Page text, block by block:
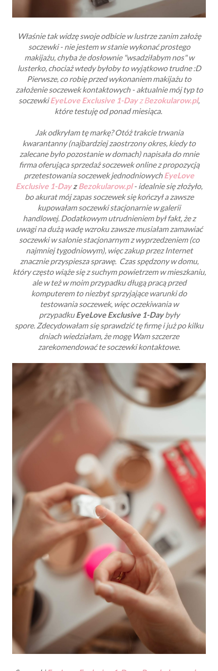
Właśnie tak widzę swoje odbicie w lustrze zanim założę
soczewki - nie jestem w stanie wykonać prostego
makijażu, chyba że dosłownie "wsadziłabym nos" w
lusterko, chociaż wtedy byłoby to wyjątkowo trudne :D
Pierwsze, co robię przed wykonaniem makijażu to
założenie soczewek kontaktowych - aktualnie mój typ to
soczewkiEyeLove Exclusive 1-Dayz Bezokularow.pl,
które testuję od ponad miesiąca.
Jak odkryłam tę markę? Otóż trakcie trwania
kwarantanny (najbardziej zaostrzony okres, kiedy to
zalecane było pozostanie w domach) napisała do mnie
firma oferująca sprzedaż soczewek online z propozycją
przetestowania soczewek jednodniowychEyeLove
Exclusive 1-DayzBezokularow.pl - idealnie się złożyło,
bo akurat mój zapas soczewek się kończył a zawsze
kupowałam soczewki stacjonarnie w galerii
handlowej. Dodatkowym utrudnieniem był fakt, że z
uwagi na dużą wadę wzroku zawsze musiałam zamawiać
soczewki w salonie stacjonarnym z wyprzedzeniem (co
najmniej tygodniowym), więc zakup przez Internet
znacznie przyspiesza sprawę. Czas spędzony w domu,
który często wiąże się z suchym powietrzem w mieszkaniu,
ale w też w moim przypadku długą pracą przed
komputerem to niezbyt sprzyjające warunki do
testowania soczewek, więc oczekiwania w
przypadkuEyeLove Exclusive 1-Daybyły
spore. Zdecydowałam się sprawdzić tę firmę i już po kilku
dniach wiedziałam, że mogę Wam szczerze
zarekomendować te soczewki kontaktowe.